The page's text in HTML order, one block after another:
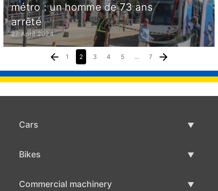
métro : un homme de 73 ans
arrêté
27 April 2024
1 2 3 4 5 … 7
Cars
Bikes
Commercial machinery